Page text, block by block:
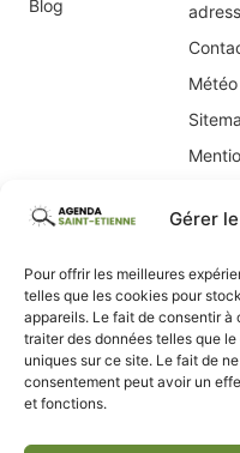
Gérer
Pour offrir les meilleures
telles que les cookies pour
appareils. Le fait de consentir
traiter des données telles que
uniques sur ce site. Le fait de
consentement peut avoir un
et fonctions.
Blog
(UE)